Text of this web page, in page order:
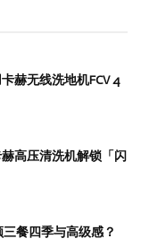
赫无线洗地机FCV 4
高压清洗机解锁「闪
餐四季与高级感？